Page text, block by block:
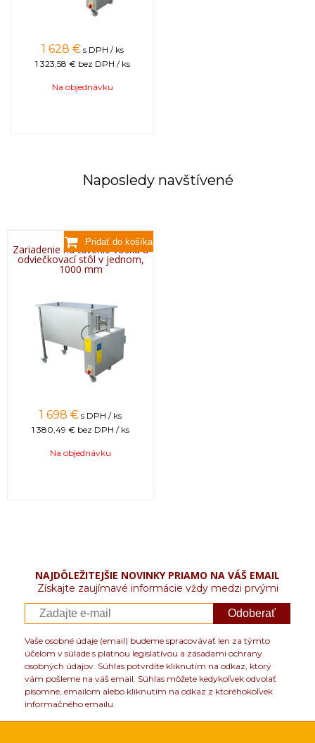
1 628 € s DPH / ks
1 323,58 € bez DPH / ks
Na objednávku
Naposledy navštívené
Zariadenie na tavenie vosku a
odviečkovací stôl v jednom,
1000 mm
1 698 € s DPH / ks
1 380,49 € bez DPH / ks
Na objednávku
NAJDÔLEŽITEJŠIE NOVINKY PRIAMO NA VÁŠ EMAIL
Získajte zaujímavé informácie vždy medzi prvými
Odoberať
Vaše osobné údaje (email) budeme spracovávať len za týmto
účelom v súlade s platnou legislatívou a zásadami ochrany
osobných údajov. Súhlas potvrdíte kliknutím na odkaz, ktorý
vám pošleme na váš email. Súhlas môžete kedykoľvek odvolať
písomne, emailom alebo kliknutím na odkaz z ktoréhokoľvek
informačného emailu.